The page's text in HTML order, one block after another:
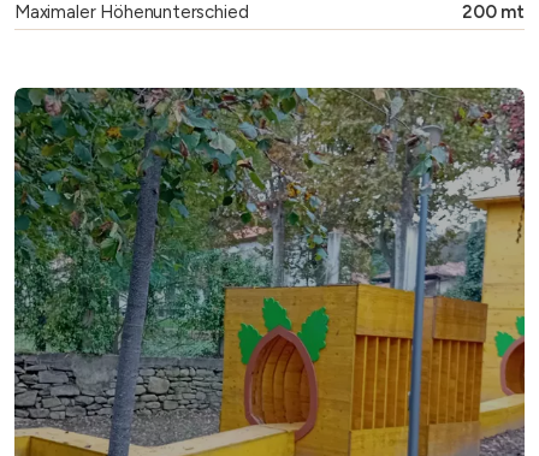
Maximaler Höhenunterschied
200 mt